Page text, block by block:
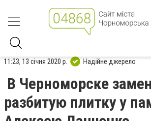
11:23, 13 січня 2020 р. Надійне джерело
В Черноморске
разбитую плитку у